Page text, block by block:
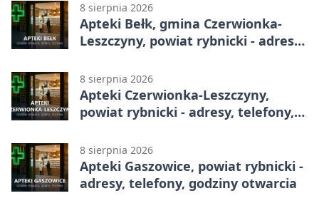
8 sierpnia 2026
Apteki Bełk, gmina Czerwionka-
Leszczyny, powiat rybnicki - adresy,
8 sierpnia 2026
Apteki Czerwionka-Leszczyny,
powiat rybnicki - adresy, telefony,
8 sierpnia 2026
Apteki Gaszowice, powiat rybnicki -
adresy, telefony, godziny otwarcia